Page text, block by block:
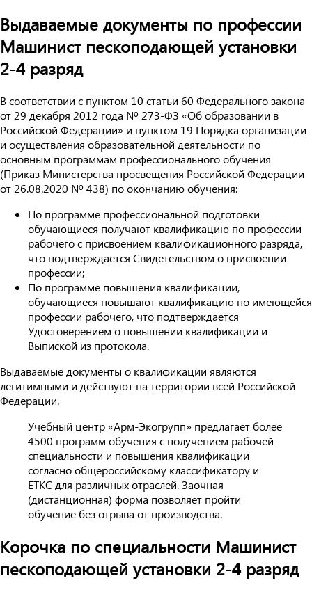
Выдаваемые документы по профессии
Машинист пескоподающей установки
2-4 разряд
В соответствии с пунктом 10 статьи 60 Федерального закона
от 29 декабря 2012 года № 273-ФЗ «Об образовании в
Российской Федерации» и пунктом 19 Порядка организации
и осуществления образовательной деятельности по
основным программам профессионального обучения
(Приказ Министерства просвещения Российской Федерации
от 26.08.2020 № 438) по окончанию обучения:
По программе профессиональной подготовки
обучающиеся получают квалификацию по профессии
рабочего с присвоением квалификационного разряда,
что подтверждается Свидетельством о присвоении
профессии;
По программе повышения квалификации,
обучающиеся повышают квалификацию по имеющейся
профессии рабочего, что подтверждается
Удостоверением о повышении квалификации и
Выпиской из протокола.
Выдаваемые документы о квалификации являются
легитимными и действуют на территории всей Российской
Федерации.
Учебный центр «Арм-Экогрупп» предлагает более
4500 программ обучения с получением рабочей
специальности и повышения квалификации
согласно общероссийскому классификатору и
ЕТКС для различных отраслей. Заочная
(дистанционная) форма позволяет пройти
обучение без отрыва от производства.
Корочка по специальности Машинист
пескоподающей установки 2-4 разряд